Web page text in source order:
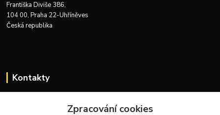
Františka Diviše 386,
104 00, Praha 22-Uhříněves
Česká republika
Kontakty
+420 732 915 376Zpracování cookies